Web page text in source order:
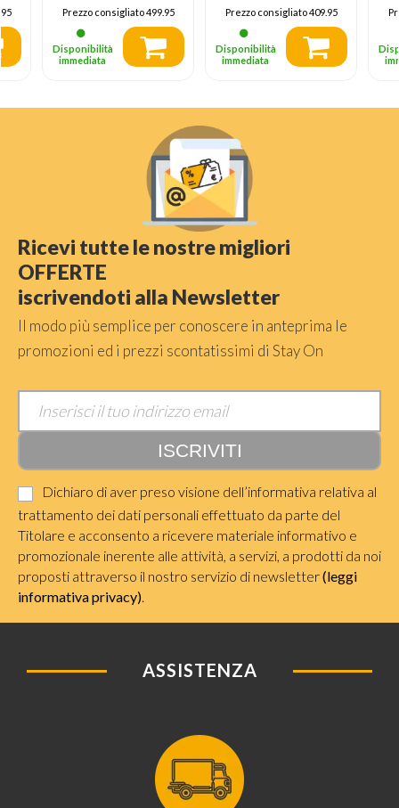
Climatizzatore
Fisso
Prezzo consigliato499.95
Disponibilità
immediata
Prezzo consigliato409.95
Disponibilità
immediata
Ricevi tutte le nostre migliori
OFFERTE
iscrivendoti alla Newsletter
Il modo più semplice per conoscere in anteprima le
promozioni ed i prezzi scontatissimi di Stay On
Dichiaro di aver preso visione dell’informativa relativa al
trattamento dei dati personali effettuato da parte del
Titolare e acconsento a ricevere materiale informativo e
promozionale inerente alle attività, a servizi, a prodotti da noi
proposti attraverso il nostro servizio di newsletter(leggi
informativa privacy).
ASSISTENZA